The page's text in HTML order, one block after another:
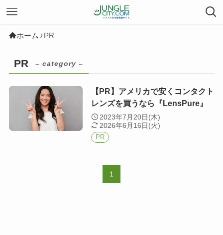
ホーム PR
PR – category –
【PR】アメリカで安くコンタクト
レンズを買うなら『LensPure』
2023年7月20日(木)
2026年6月16日(火)
PR
1